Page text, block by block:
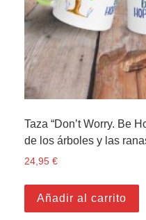
Taza “Don’t Worry. Be
de los árboles y las
24,95€
Añadir al carrito